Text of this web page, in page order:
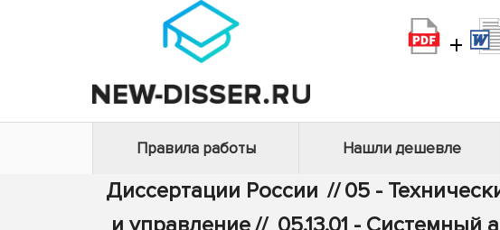
+
Правила работы Нашли дешевле
Диссертации России // 05 -